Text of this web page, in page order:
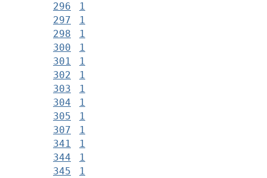
296
1
297
1
298
1
300
1
301
1
302
1
303
1
304
1
305
1
307
1
341
1
344
1
345
1